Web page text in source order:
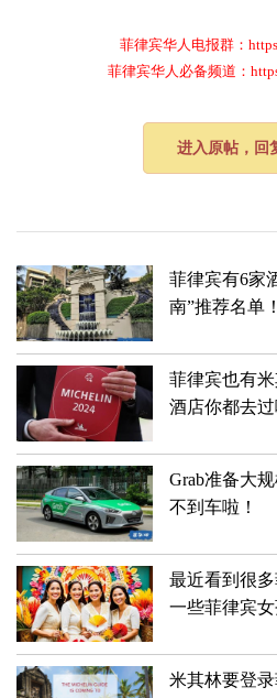
菲律宾华人电报群：
菲律宾华人必备频道：
进入原帖，回
菲律宾有6家
南”推荐名
菲律宾也有
酒店你都去
Grab准备大
不到车啦！
最近看到很
一些菲律宾
米其林要登